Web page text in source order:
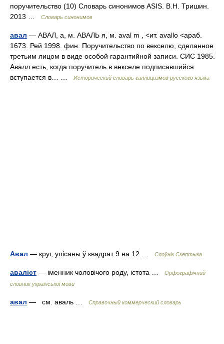
поручительство (10) Словарь синонимов ASIS. В.Н. Тришин.
2013 …
Словарь синонимов
авал — АВАЛ, а, м. АВАЛЬ я, м. aval m , <ит. avallo <араб.
1673. Рей 1998. фин. Поручительство по векселю, сделанное
третьим лицом в виде особой гарантийной записи. СИС 1985.
Авалл есть, когда поручитель в векселе подписавшийся
вступается в… …
Исторический словарь галлицизмов русского языка
Авал — круг, упісаны ў квадрат 9 на 12 … Слоўнік Скептыка
аваліст — іменник чоловічого роду, істота …
Орфографічний
словник української мови
авал — см. аваль … Справочный коммерческий словарь